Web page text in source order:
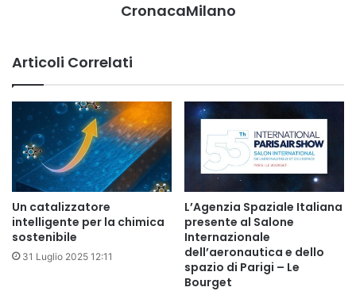
CronacaMilano
Articoli Correlati
Un catalizzatore
intelligente per la chimica
sostenibile
31 Luglio 2025 12:11
L’Agenzia Spaziale Italiana
presente al Salone
Internazionale
dell’aeronautica e dello
spazio di Parigi – Le
Bourget